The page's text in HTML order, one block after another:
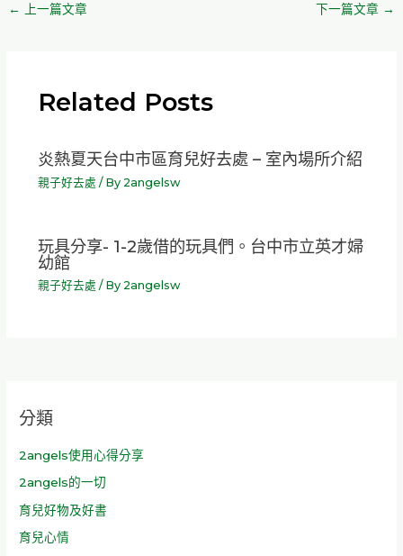
← 上一篇文章 下一篇文章 →
Related Posts
炎熱夏天台中市區育兒好去處 – 室內場所介紹
親子好去處 / By 2angelsw
玩具分享- 1-2歲借的玩具們。台中市立英才婦
幼館
親子好去處 / By 2angelsw
分類
2angels使用心得分享
2angels的一切
育兒好物及好書
育兒心情